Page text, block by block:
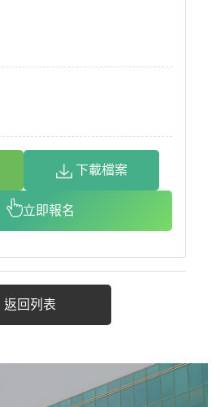
下載檔案
立即報名
返回列表